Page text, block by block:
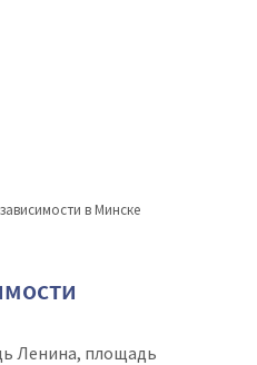
в Минске
Ленина, площадь